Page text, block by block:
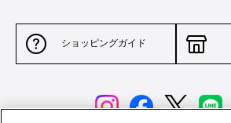
ショッピングガイド